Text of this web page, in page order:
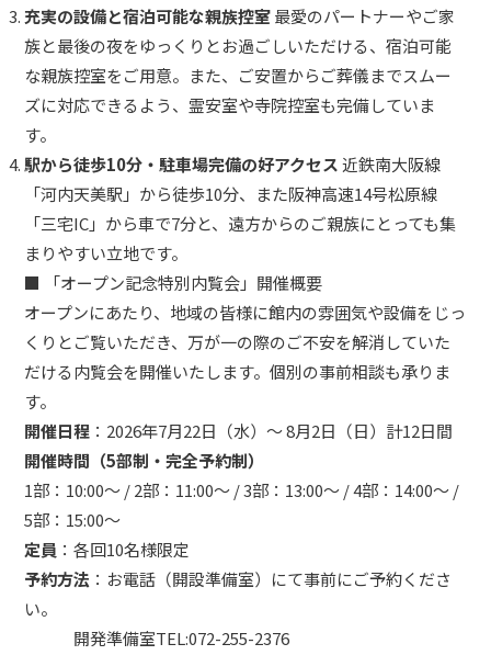
充実の設備と宿泊可能な親族控室最愛のパートナーやご家
族と最後の夜をゆっくりとお過ごしいただける、宿泊可能
な親族控室をご用意。また、ご安置からご葬儀までスムー
ズに対応できるよう、霊安室や寺院控室も完備していま
す。
駅から徒歩10分・駐車場完備の好アクセス近鉄南大阪線
「河内天美駅」から徒歩10分、また阪神高速14号松原線
「三宅IC」から車で7分と、遠方からのご親族にとっても集
まりやすい立地です。
■ 「オープン記念特別内覧会」開催概要
オープンにあたり、地域の皆様に館内の雰囲気や設備をじっ
くりとご覧いただき、万が一の際のご不安を解消していた
だける内覧会を開催いたします。個別の事前相談も承りま
す。
開催日程 ：2026年7月22日（水）〜 8月2日（日）計12日間
開催時間（5部制・完全予約制）
1部：10:00〜 / 2部：11:00〜 / 3部：13:00〜 / 4部：14:00〜 /
5部：15:00〜
定員 ：各回10名様限定
予約方法 ：お電話（開設準備室）にて事前にご予約くださ
い。
開発準備室TEL:072-255-2376